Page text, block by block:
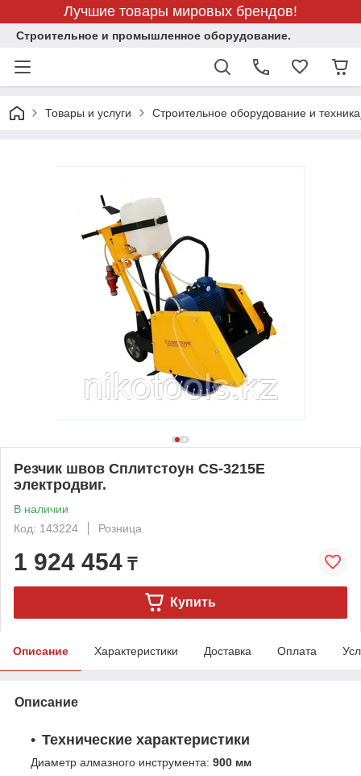
Лучшие товары мировых брендов!
Строительное и промышленное оборудование.
Товары и услуги Строительное оборудование и
Резчик швов Сплитстоун CS-3215E
электродвиг.
В наличии
Код: 143224
Розница
1 924 454 ₸
Купить
Описание Характеристики Доставка Оплата
Описание
Технические характеристики
Диаметр алмазного инструмента: 900 мм